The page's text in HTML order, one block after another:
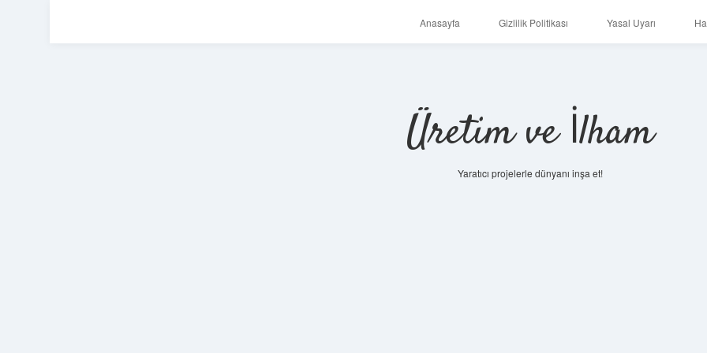
Anasayfa Gizlilik Politikası Yasal Uyarı
Üretim ve İlham
Yaratıcı projelerle dünyanı inşa et!